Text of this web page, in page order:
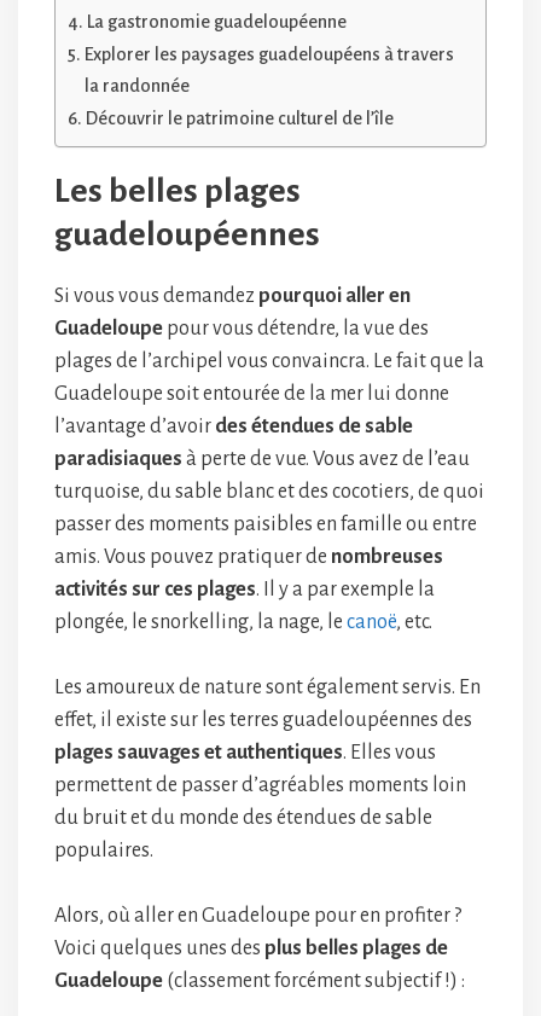
La gastronomie guadeloupéenne
Explorer les paysages guadeloupéens à travers
la randonnée
Découvrir le patrimoine culturel de l’île
Les belles plages
guadeloupéennes
Si vous vous demandez pourquoi aller en
Guadeloupe pour vous détendre, la vue des
plages de l’archipel vous convaincra. Le fait que la
Guadeloupe soit entourée de la mer lui donne
l’avantage d’avoir des étendues de sable
paradisiaques à perte de vue. Vous avez de l’eau
turquoise, du sable blanc et des cocotiers, de quoi
passer des moments paisibles en famille ou entre
amis. Vous pouvez pratiquer de nombreuses
activités sur ces plages. Il y a par exemple la
plongée, le snorkelling, la nage, le canoë, etc.
Les amoureux de nature sont également servis. En
effet, il existe sur les terres guadeloupéennes des
plages sauvages et authentiques. Elles vous
permettent de passer d’agréables moments loin
du bruit et du monde des étendues de sable
populaires.
Alors, où aller en Guadeloupe pour en profiter ?
Voici quelques unes des plus belles plages de
Guadeloupe (classement forcément subjectif !) :